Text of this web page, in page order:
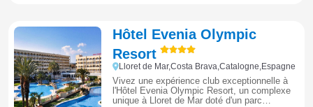
Hôtel Evenia Olympic
Resort
Lloret de Mar,Costa Brava,Catalogne,Espagne
Vivez une expérience club exceptionnelle à
l'Hôtel Evenia Olympic Resort, un complexe
unique à Lloret de Mar doté d'un parc